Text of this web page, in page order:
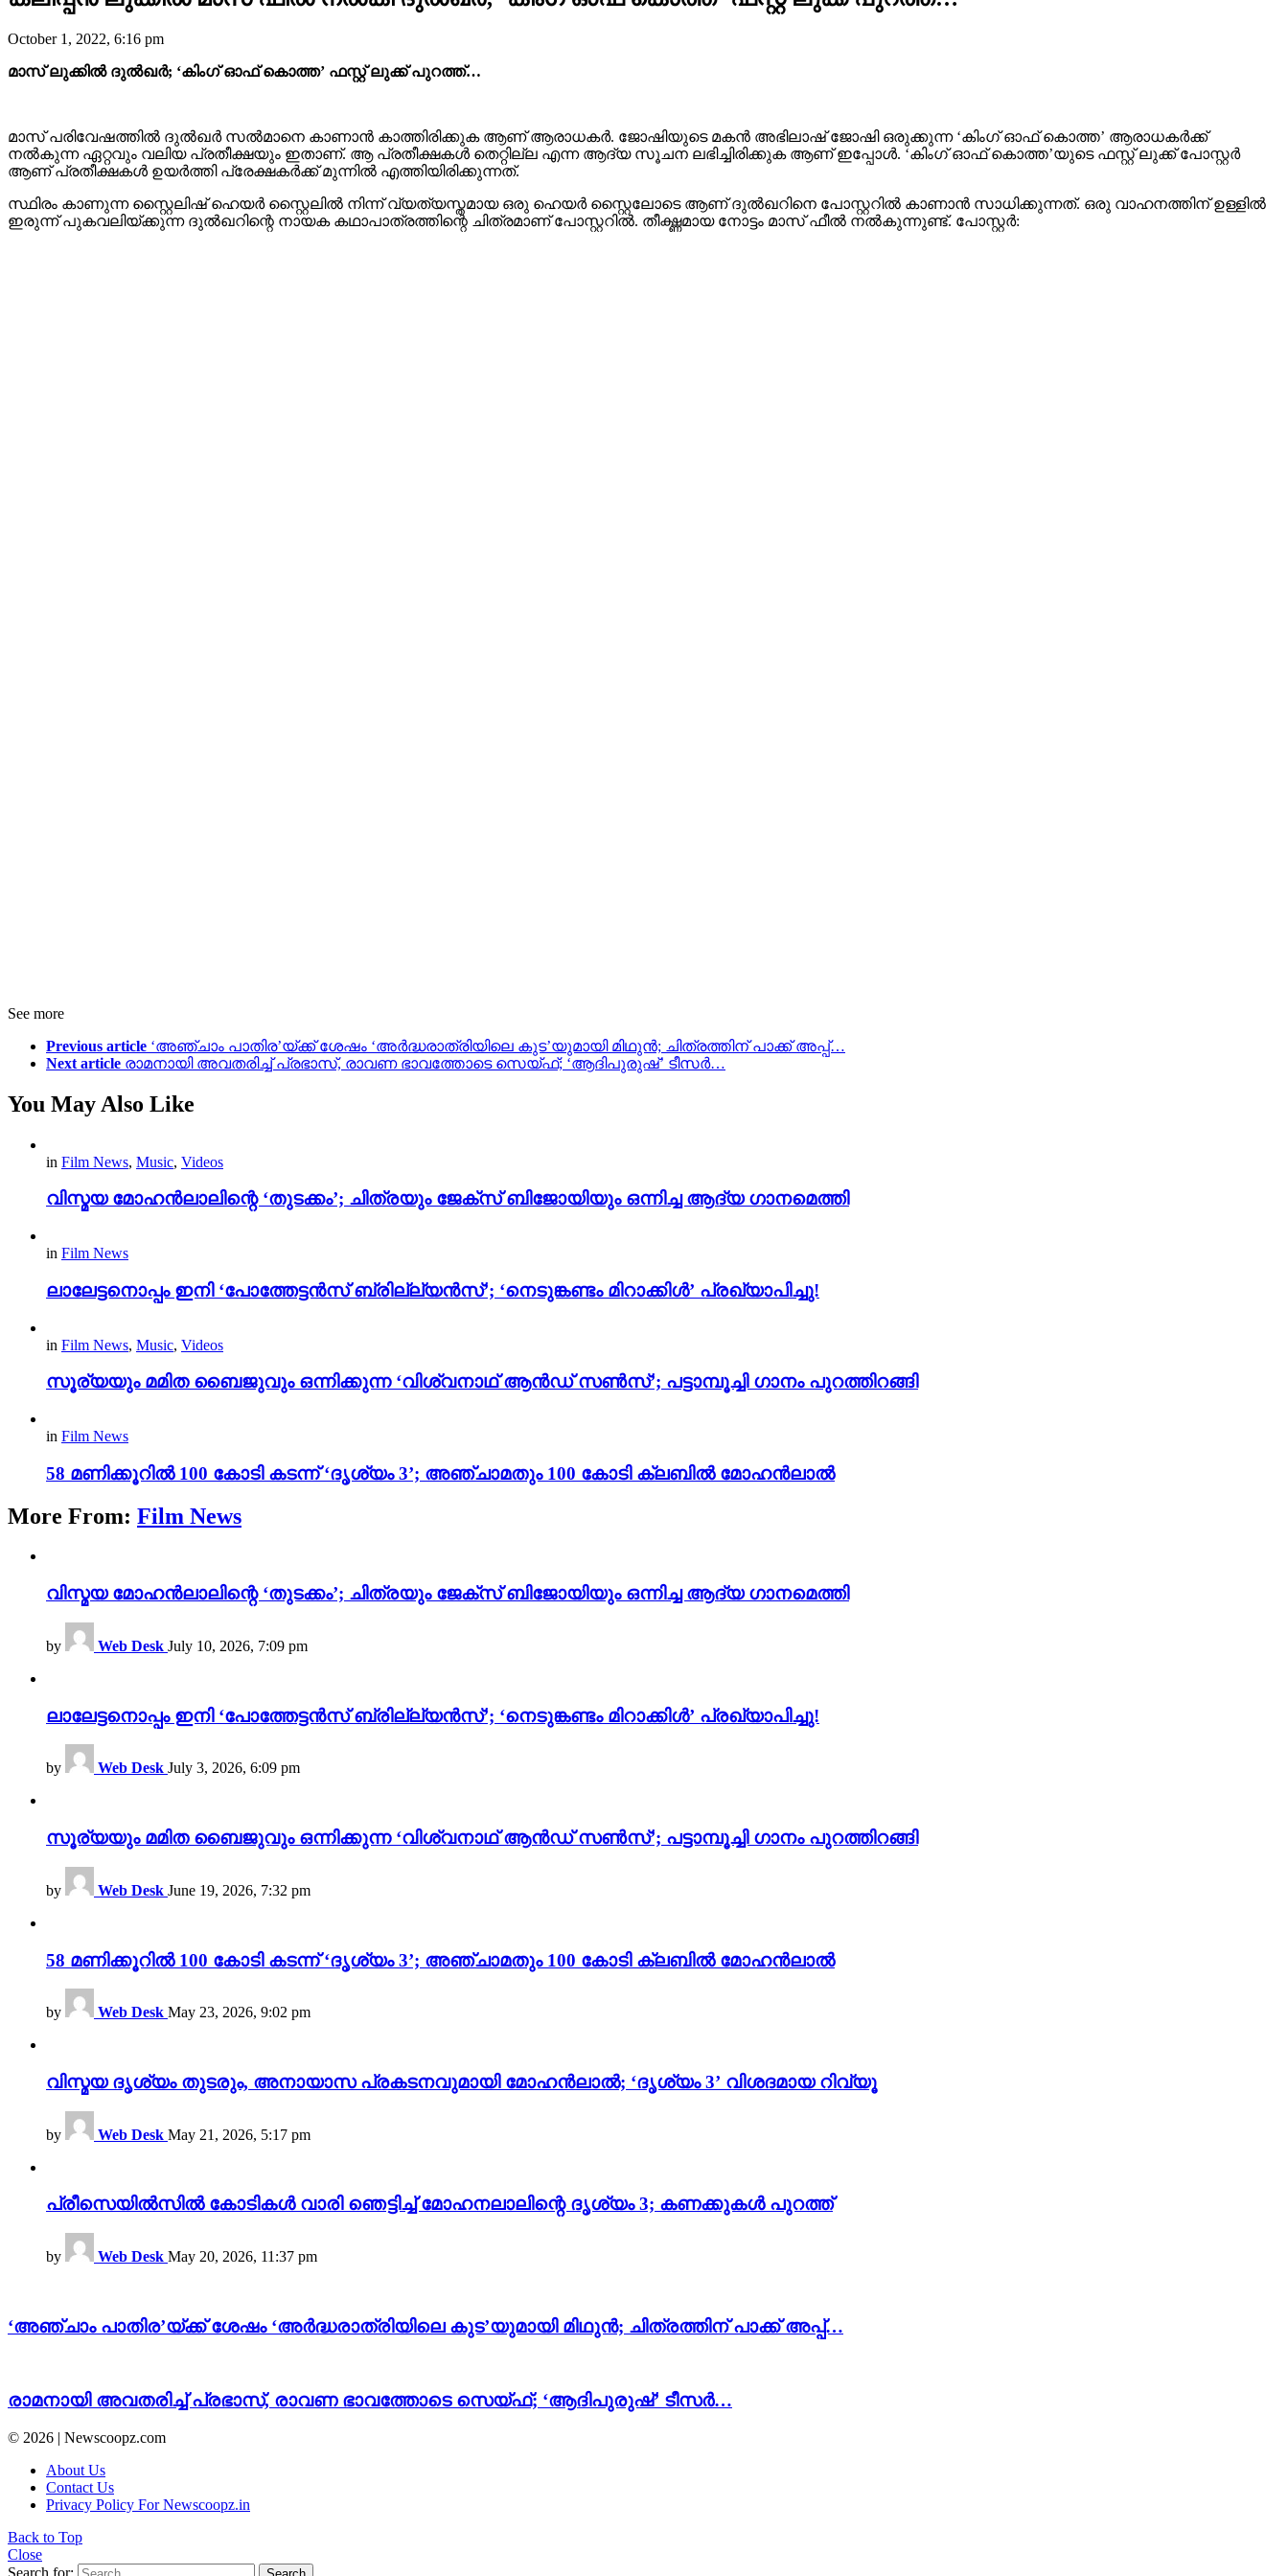
October 1, 2022, 6:16 pm
മാസ് ലുക്കിൽ ദുൽഖർ; ‘കിംഗ്‌ ഓഫ് കൊത്ത’ ഫസ്റ്റ് ലുക്ക് പുറത്ത്…
മാസ് പരിവേഷത്തിൽ ദുൽഖർ സൽമാനെ കാണാൻ കാത്തിരിക്കുക ആണ് ആരാധകർ. ജോഷിയുടെ മകൻ അഭിലാഷ് ജോഷി ഒരുക്കുന്ന ‘കിംഗ്‌ ഓഫ് കൊത്ത’ ആരാധകര്‍ക്ക്
നല്‍കുന്ന ഏറ്റവും വലിയ പ്രതീക്ഷയും ഇതാണ്. ആ പ്രതീക്ഷകൾ തെറ്റില്ല എന്ന ആദ്യ സൂചന ലഭിച്ചിരിക്കുക ആണ് ഇപ്പോൾ. ‘കിംഗ്‌ ഓഫ് കൊത്ത’യുടെ ഫസ്റ്റ് ലുക്ക് പോസ്റ്റർ
ആണ് പ്രതീക്ഷകൾ ഉയർത്തി പ്രേക്ഷകർക്ക് മുന്നിൽ എത്തിയിരിക്കുന്നത്.
സ്ഥിരം കാണുന്ന സ്റ്റൈലിഷ് ഹെയർ സ്റ്റൈലിൽ നിന്ന് വ്യത്യസ്തമായ ഒരു ഹെയർ സ്റ്റൈലോടെ ആണ് ദുൽഖറിനെ പോസ്റ്ററിൽ കാണാൻ സാധിക്കുന്നത്. ഒരു വാഹനത്തിന് ഉള്ളിൽ
ഇരുന്ന് പുകവലിയ്ക്കുന്ന ദുൽഖറിന്റെ നായക കഥാപാത്രത്തിന്റെ ചിത്രമാണ് പോസ്റ്ററിൽ. തീക്ഷ്ണമായ നോട്ടം മാസ് ഫീൽ നൽകുന്നുണ്ട്. പോസ്റ്റര്‍:
See more
Previous article ‘അഞ്ചാം പാതിര’യ്ക്ക് ശേഷം ‘അർദ്ധരാത്രിയിലെ കുട’യുമായി മിഥുൻ; ചിത്രത്തിന് പാക്ക് അപ്പ്…
Next article രാമനായി അവതരിച്ച് പ്രഭാസ്, രാവണ ഭാവത്തോടെ സെയ്ഫ്; ‘ആദിപുരുഷ്’ ടീസർ…
You May Also Like
in Film News, Music, Videos
വിസ്മയ മോഹൻലാലിന്റെ ‘തുടക്കം’; ചിത്രയും ജേക്സ് ബിജോയിയും ഒന്നിച്ച ആദ്യ ഗാനമെത്തി
in Film News
ലാലേട്ടനൊപ്പം ഇനി ‘പോത്തേട്ടൻസ് ബ്രില്ല്യൻസ്’; ‘നെടുങ്കണ്ടം മിറാക്കിൾ’ പ്രഖ്യാപിച്ചു!
in Film News, Music, Videos
സൂര്യയും മമിത ബൈജുവും ഒന്നിക്കുന്ന ‘വിശ്വനാഥ് ആൻഡ് സൺസ്’; പട്ടാമ്പൂച്ചി ഗാനം പുറത്തിറങ്ങി
in Film News
58 മണിക്കൂറിൽ 100 കോടി കടന്ന് ‘ദൃശ്യം 3’; അഞ്ചാമതും 100 കോടി ക്ലബിൽ മോഹൻലാൽ
More From: Film News
വിസ്മയ മോഹൻലാലിന്റെ ‘തുടക്കം’; ചിത്രയും ജേക്സ് ബിജോയിയും ഒന്നിച്ച ആദ്യ ഗാനമെത്തി
by Web Desk July 10, 2026, 7:09 pm
ലാലേട്ടനൊപ്പം ഇനി ‘പോത്തേട്ടൻസ് ബ്രില്ല്യൻസ്’; ‘നെടുങ്കണ്ടം മിറാക്കിൾ’ പ്രഖ്യാപിച്ചു!
by Web Desk July 3, 2026, 6:09 pm
സൂര്യയും മമിത ബൈജുവും ഒന്നിക്കുന്ന ‘വിശ്വനാഥ് ആൻഡ് സൺസ്’; പട്ടാമ്പൂച്ചി ഗാനം പുറത്തിറങ്ങി
by Web Desk June 19, 2026, 7:32 pm
58 മണിക്കൂറിൽ 100 കോടി കടന്ന് ‘ദൃശ്യം 3’; അഞ്ചാമതും 100 കോടി ക്ലബിൽ മോഹൻലാൽ
by Web Desk May 23, 2026, 9:02 pm
വിസ്മയ ദൃശ്യം തുടരും, അനായാസ പ്രകടനവുമായി മോഹൻലാൽ; ‘ദൃശ്യം 3’ വിശദമായ റിവ്യൂ
by Web Desk May 21, 2026, 5:17 pm
പ്രീസെയിൽസിൽ കോടികൾ വാരി ഞെട്ടിച്ച് മോഹനലാലിന്റെ ദൃശ്യം 3; കണക്കുകൾ പുറത്ത്
by Web Desk May 20, 2026, 11:37 pm
‘അഞ്ചാം പാതിര’യ്ക്ക് ശേഷം ‘അർദ്ധരാത്രിയിലെ കുട’യുമായി മിഥുൻ; ചിത്രത്തിന് പാക്ക് അപ്പ്…
രാമനായി അവതരിച്ച് പ്രഭാസ്, രാവണ ഭാവത്തോടെ സെയ്ഫ്; ‘ആദിപുരുഷ്’ ടീസർ…
© 2026 | Newscoopz.com
About Us
Contact Us
Privacy Policy For Newscoopz.in
Back to Top
Close
Search for: